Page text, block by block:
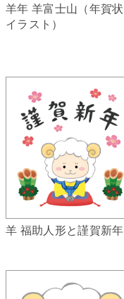
羊年 羊富士山（年賀状
イラスト）
羊 福助人形と謹賀新年